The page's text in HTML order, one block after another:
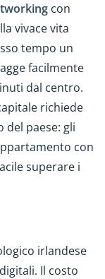
con
vivace vita
tempo un
facilmente
dal centro.
richiede
paese: gli
con
superare i
irlandese
Il costo